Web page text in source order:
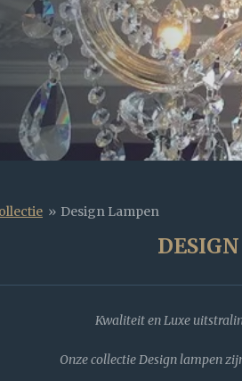
» Design Lampen
Kwaliteit en Luxe
Onze collectie Design lampen